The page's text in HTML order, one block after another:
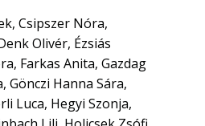
Csipszer Nóra,
Olivér, Ézsiás
Farkas Anita, Gazdag
Gönczi Hanna Sára,
Luca, Hegyi Szonja,